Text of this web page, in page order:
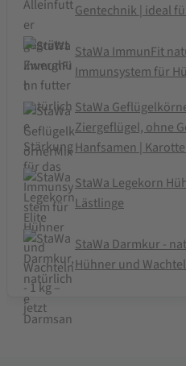
Gentechnik | ideal
StaWa ImmunFit
Immunsystem für
StaWa
Ziergeflügel, ohne
Hanfsamen |
StaWa Legekorn
Lästlinge
StaWa Darmkur -
Hühner und